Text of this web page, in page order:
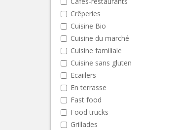
Crêperies
Cuisine Bio
Cuisine du marché
Cuisine familiale
Cuisine sans gluten
Ecaiilers
En terrasse
Fast food
Food trucks
Grillades